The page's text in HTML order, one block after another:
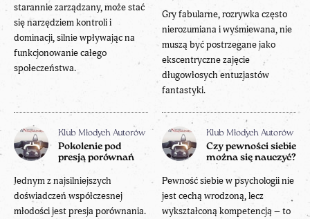
starannie zarządzany, może stać
się narzędziem kontroli i
dominacji, silnie wpływając na
funkcjonowanie całego
społeczeństwa.
Gry fabularne, rozrywka często
nierozumiana i wyśmiewana, nie
muszą być postrzegane jako
ekscentryczne zajęcie
długowłosych entuzjastów
fantastyki.
Klub Młodych Autorów
Pokolenie pod
presją porównań
Jednym z najsilniejszych
doświadczeń współczesnej
młodości jest presja porównania.
Klub Młodych Autorów
Czy pewności siebie
można się nauczyć?
Pewność siebie w psychologii nie
jest cechą wrodzoną, lecz
wykształconą kompetencją – to